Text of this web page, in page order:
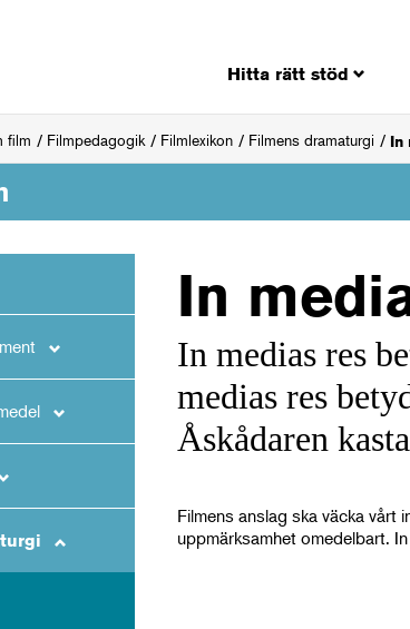
Hitta rätt stöd
film Filmpedagogik Filmlexikon Filmens dramaturgi In
In
In medias res
medias res
Åskådaren
Filmens anslag ska väcka vårt
uppmärksamhet omedelbart.